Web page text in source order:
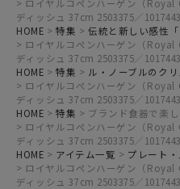
ロイヤルコペンハーゲン（
ディッシュ 37cm 2503375／1017443
HOME
特集
伝統と新しい感性
ロイヤルコペンハーゲン（
ディッシュ 37cm 2503375／1017443
HOME
特集
ル・ノーブルのク
ロイヤルコペンハーゲン（
ディッシュ 37cm 2503375／1017443
HOME
特集
ブランド食器で楽
ロイヤルコペンハーゲン（
ディッシュ 37cm 2503375／1017443
HOME
アイテム一覧 プレート・
ロイヤルコペンハーゲン（
ディッシュ 37cm 2503375／1017443